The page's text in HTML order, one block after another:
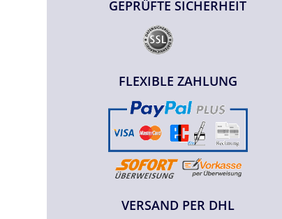
GEPRÜFTE SICHERHEIT
FLEXIBLE ZAHLUNG
VERSAND PER DHL